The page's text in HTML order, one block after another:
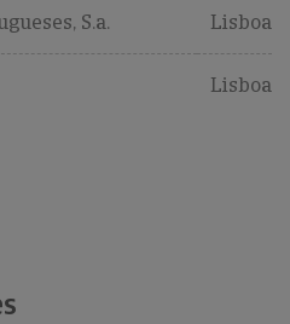
S.a. Lisboa
Lisboa